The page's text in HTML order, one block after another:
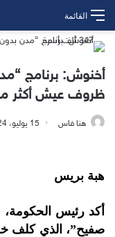
القائمة
أخنوش: برنامج
ظروف عيش أكثر من 347 ألف
هنا فاس 15 يوليو، 2024 - 4:39 مساءً
هبة بريس
أكد رئيس